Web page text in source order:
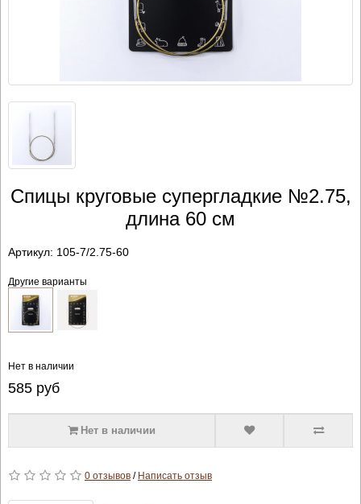
Спицы круговые супергладкие №2.75,
длина 60 см
Артикул: 105-7/2.75-60
Другие варианты
Нет в наличии
585руб
Нет в наличии
0 отзывов/ Написать отзыв